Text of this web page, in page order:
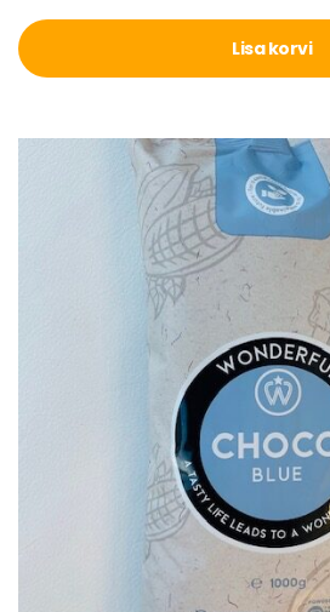
Lisa korvi